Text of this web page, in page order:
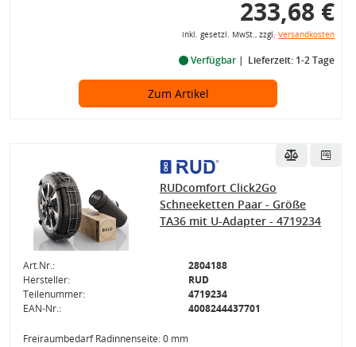
233,68 €
inkl. gesetzl. MwSt., zzgl. Versandkosten
Verfügbar Lieferzeit: 1-2 Tage
Zum Artikel
RUDcomfort Click2Go
Schneeketten Paar - Größe
TA36 mit U-Adapter - 4719234
Art.Nr.:
2804188
Hersteller:
RUD
Teilenummer:
4719234
EAN-Nr.:
4008244437701
Freiraumbedarf Radinnenseite: 0 mm